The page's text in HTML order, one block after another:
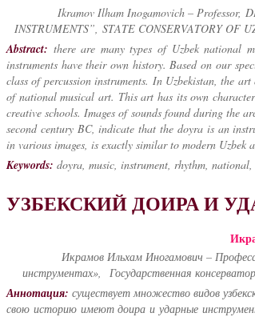
Ikramov Ilham Inogamovich – Professor,
INSTRUMENTS”, STATE CONSERVATORY OF
Abstract: there are many types of Uzbek national
instruments have their own history. Based on our
class of percussion instruments. In Uzbekistan, the
of national musical art. This art has its own
creative schools. Images of sounds found during the
second century BC, indicate that the doyra is an
in various images, is exactly similar to modern Uzbek
Keywords: doyra, music, instrument, rhythm, national,
УЗБЕКСКИЙ ДОИРА И
Икрамов Ильхам Иногамович –
инструментах»,
Государственная
Аннотация: существует множество видов
свою историю имеют доира и ударные